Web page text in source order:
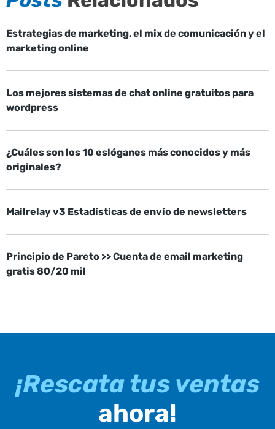
Estrategias de marketing, el mix de comunicación y el
marketing online
Los mejores sistemas de chat online gratuitos para
wordpress
¿Cuáles son los 10 eslóganes más conocidos y más
originales?
Mailrelay v3 Estadísticas de envío de newsletters
Principio de Pareto >> Cuenta de email marketing
gratis 80/20 mil
¡Rescata tus ventas
ahora!